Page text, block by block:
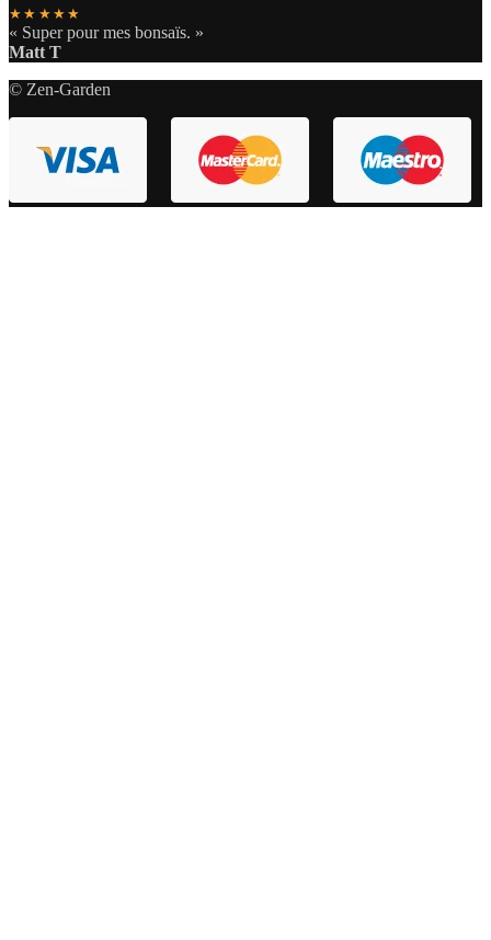
★★★★★
« Super pour mes bonsaïs. »
Matt T
© Zen-Garden